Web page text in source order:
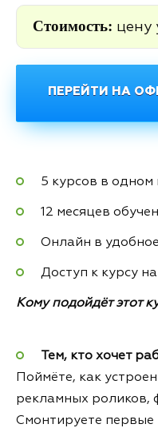
Стоимость: цену
ПЕРЕЙТИ НА
5 курсов в одном
12 месяцев
Онлайн в
Доступ к курсу
Кому подойдёт этот
Тем, кто хочет
Поймёте, как
рекламных роликов,
Смонтируете первые